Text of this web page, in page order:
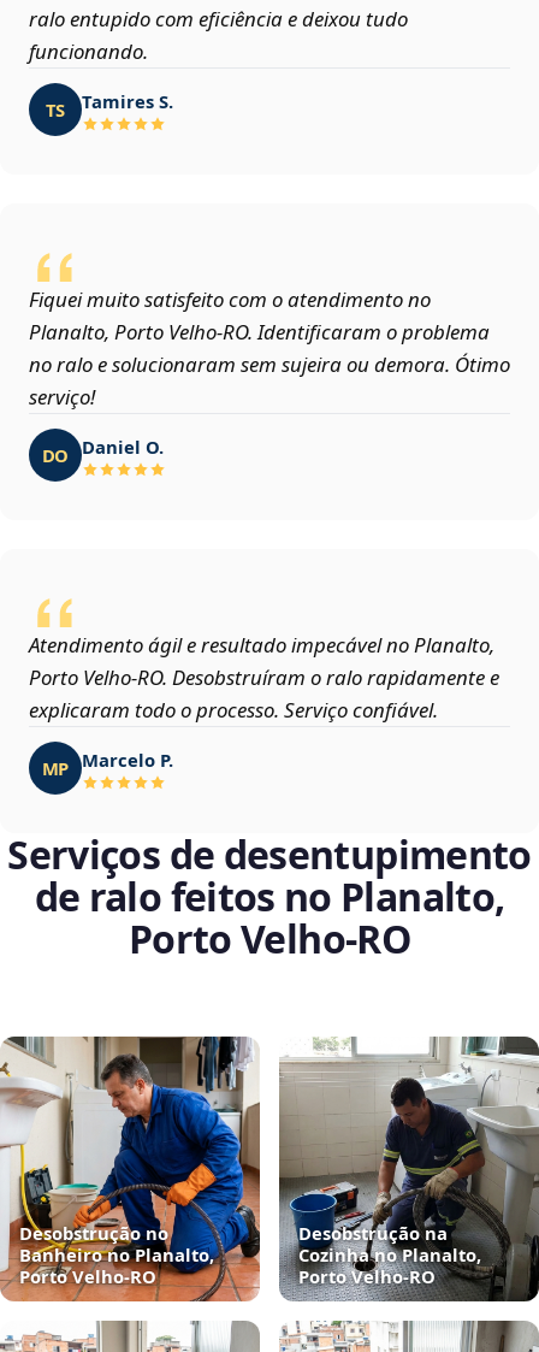
ralo entupido com eficiência e deixou tudo
funcionando.
TS Tamires S.
Fiquei muito satisfeito com o atendimento no
Planalto, Porto Velho‑RO. Identificaram o problema
no ralo e solucionaram sem sujeira ou demora. Ótimo
serviço!
DO Daniel O.
Atendimento ágil e resultado impecável no Planalto,
Porto Velho‑RO. Desobstruíram o ralo rapidamente e
explicaram todo o processo. Serviço confiável.
MP Marcelo P.
Serviços de desentupimento
de ralo feitos no Planalto,
Porto Velho‑RO
Desobstrução no
Banheiro no Planalto,
Porto Velho‑RO
Desobstrução na
Cozinha no Planalto,
Porto Velho‑RO